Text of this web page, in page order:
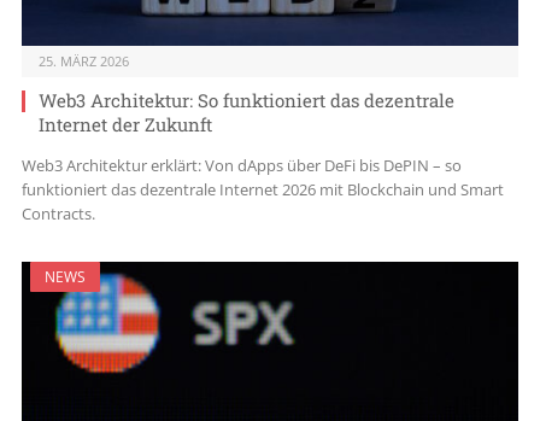
25. MÄRZ 2026
Web3 Architektur: So funktioniert das dezentrale
Internet der Zukunft
Web3 Architektur erklärt: Von dApps über DeFi bis DePIN – so
funktioniert das dezentrale Internet 2026 mit Blockchain und Smart
Contracts.
NEWS